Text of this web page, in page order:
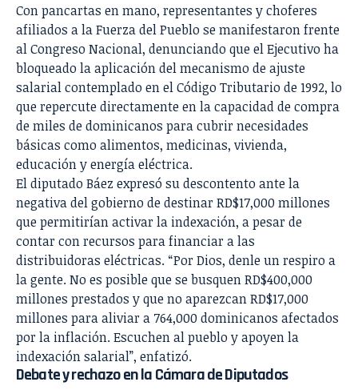
Con pancartas en mano, representantes y choferes
afiliados a la Fuerza del Pueblo se manifestaron frente
al Congreso Nacional, denunciando que el Ejecutivo ha
bloqueado la aplicación del mecanismo de ajuste
salarial contemplado en el Código Tributario de 1992, lo
que repercute directamente en la capacidad de compra
de miles de dominicanos para cubrir necesidades
básicas como alimentos, medicinas, vivienda,
educación y energía eléctrica.
El diputado Báez expresó su descontento ante la
negativa del gobierno de destinar RD$17,000 millones
que permitirían activar la indexación, a pesar de
contar con recursos para financiar a las
distribuidoras eléctricas. “Por Dios, denle un respiro a
la gente. No es posible que se busquen RD$400,000
millones prestados y que no aparezcan RD$17,000
millones para aliviar a 764,000 dominicanos afectados
por la inflación. Escuchen al pueblo y apoyen la
indexación salarial”, enfatizó.
Debate y rechazo en la Cámara de Diputados